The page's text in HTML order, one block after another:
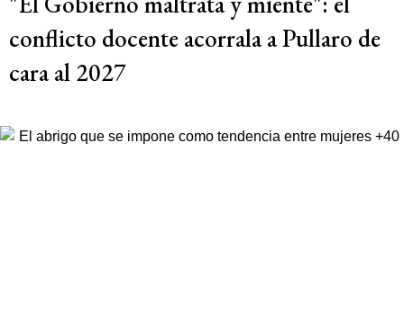
conflicto docente acorrala a Pullaro de
cara al 2027